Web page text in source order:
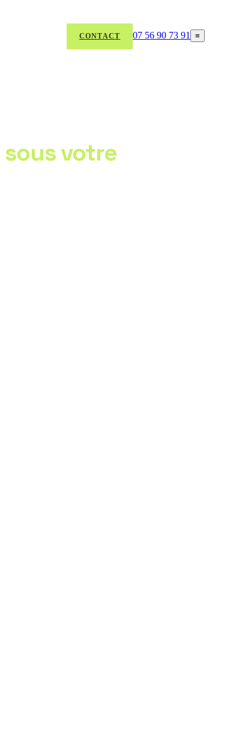
CONTACT 07 56 90 73 91 ≡
sous votre